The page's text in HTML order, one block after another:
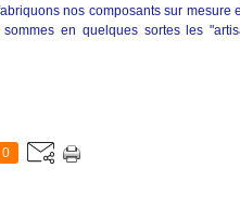
nos composants sur mesure
en quelques sortes les
0